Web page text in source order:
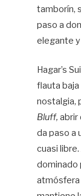
tamborín,
paso a
elegante
Hagar’s
flauta baja
nostalgia,
Bluff, abrir
da paso a
cuasi libre.
dominado
atmósfera